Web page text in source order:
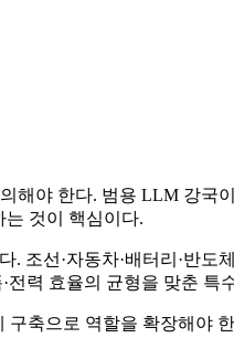
해야 한다. 범용 LLM 강국
는 것이 핵심이다.
선·자동차·배터리·반도
력 효율의 균형을 맞춘 특
축으로 역할을 확장해야